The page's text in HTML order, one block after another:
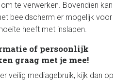
te verwerken. Bovendien kan
beeldscherm er mogelijk voor
heeft met inslapen.
of persoonlijk
graag met je mee!
veilig mediagebruik, kijk dan op